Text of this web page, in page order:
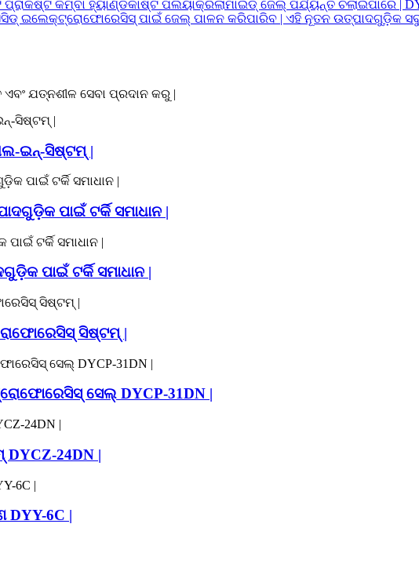
ଯତ୍ନଶୀଳ ସେବା ପ୍ରଦାନ କରୁ |
ଇନ୍-ସିଷ୍ଟମ୍ |
ପାଇଁ ଟର୍କି ସମାଧାନ |
ପାଇଁ ଟର୍କି ସମାଧାନ |
ସିଷ୍ଟମ୍ |
ସେଲ୍ DYCP-31DN |
24DN |
6C |